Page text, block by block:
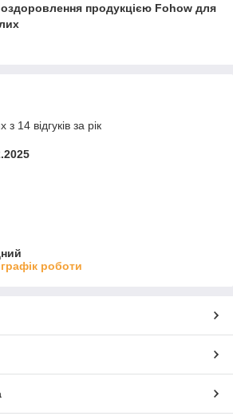
продукцією Fohow для
14 відгуків за рік
роботи